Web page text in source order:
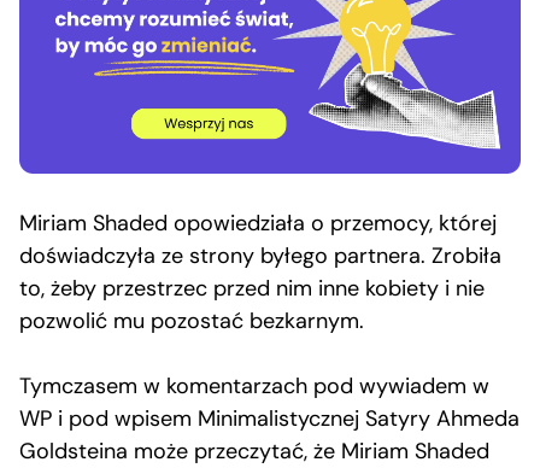
Miriam Shaded opowiedziała o przemocy, której
doświadczyła ze strony byłego partnera. Zrobiła
to, żeby przestrzec przed nim inne kobiety i nie
pozwolić mu pozostać bezkarnym.
Tymczasem w komentarzach pod wywiadem w
WP i pod wpisem Minimalistycznej Satyry Ahmeda
Goldsteina może przeczytać, że Miriam Shaded